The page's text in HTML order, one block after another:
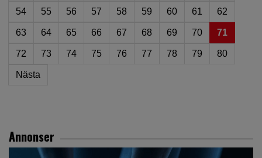
54 55 56 57 58 59 60 61 62
63 64 65 66 67 68 69 70 71
72 73 74 75 76 77 78 79 80
Nästa
Annonser